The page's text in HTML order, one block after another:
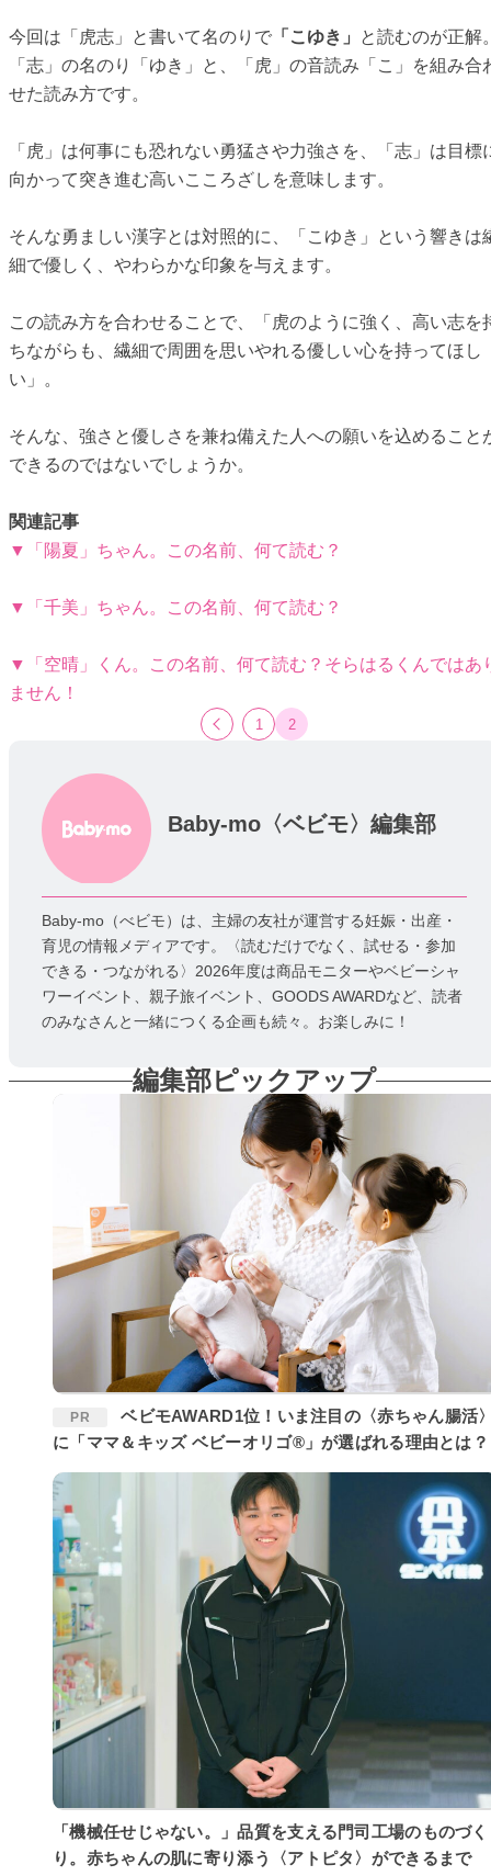
今回は「虎志」と書いて名のりで 「こゆき」
と読むのが正解
「志」の名のり「ゆき」と、「虎」の音読み「こ」を組み合
せた読み方です。
「虎」は何事にも恐れない勇猛さや力強さを、「志」は目標
向かって突き進む高いこころざしを意味します。
そんな勇ましい漢字とは対照的に、「こゆき」という響きは
細で優しく、やわらかな印象を与えます。
この読み方を合わせることで、「虎のように強く、高い志を
ちながらも、繊細で周囲を思いやれる優しい心を持ってほし
い」。
そんな、強さと優しさを兼ね備えた人への願いを込めること
できるのではないでしょうか。
関連記事
▼「陽夏」ちゃん。この名前、何て読む？
▼「千美」ちゃん。この名前、何て読む？
▼「空晴」くん。この名前、何て読む？そらはるくんではあ
ません！
1 2
Baby-mo〈ベビモ〉編集部
Baby-mo（べビモ）は、主婦の友社が運営する妊娠・出産・
育児の情報メディアです。〈読むだけでなく、試せる・参加
できる・つながれる〉2026年度は商品モニターやベビーシャ
ワーイベント、親子旅イベント、GOODS AWARDなど、読者
のみなさんと一緒につくる企画も続々。お楽しみに！
編集部ピックアップ
PR
ベビモAWARD1位！いま注目の〈赤ちゃん腸活〉
に「ママ＆キッズ ベビーオリゴ®」が選ばれる理由とは？
「機械任せじゃない。」品質を支える門司工場のものづく
り。赤ちゃんの肌に寄り添う〈アトピタ〉ができるまで